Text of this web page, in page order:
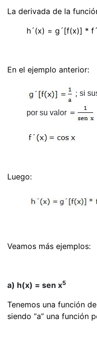
La derivada de la
h´(x) = g´[f(x)] *
En el ejemplo anterior:
; si
por su valor
Luego:
Veamos más ejemplos:
a) h(x) = sen x5
Tenemos una función
siendo “a” una función